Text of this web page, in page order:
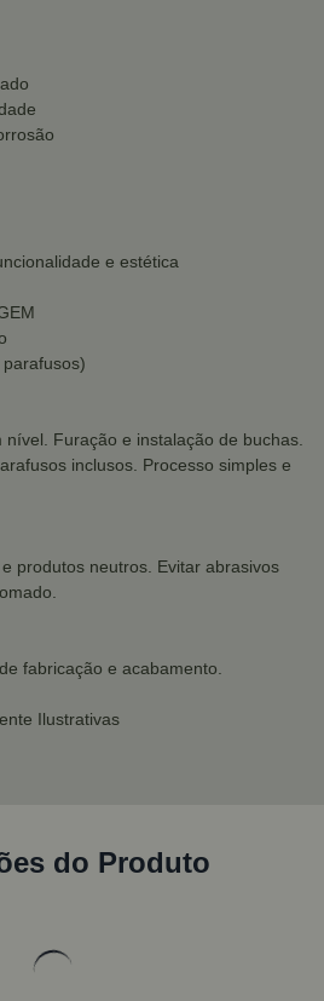
e estética
Furação e instalação de buchas.
inclusos. Processo simples e
produtos neutros. Evitar abrasivos
fabricação e acabamento.
Ilustrativas
do Produto